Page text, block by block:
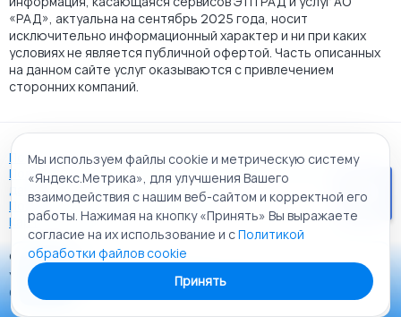
«РАД», актуальна на сентябрь 2025 года, носит
исключительно информационный характер и ни при каких
условиях не является публичной офертой. Часть описанных
на данном сайте услуг оказываются с привлечением
сторонних компаний.
Пользовательское соглашение
Политика АО "РАД" в отношении обработки персональных
данных
Политика обработки файлов cookie
Карта сайта
© 2009 - 2026 АО «Российский аукционный дом»
универсальная торговая площадка. Все права защищены.
Создание сайта: Alt It Solutions
Мы используем файлы cookie и метрическую систему
«Яндекс.Метрика», для улучшения Вашего
взаимодействия с нашим веб-сайтом и корректной его
работы. Нажимая на кнопку «Принять» Вы выражаете
согласие на их использование и сПолитикой
обработки файлов cookie
Принять
Приложение «РАД Каталог»
Теперь у вас в кармане все торги ЭТП РАД Lot-online